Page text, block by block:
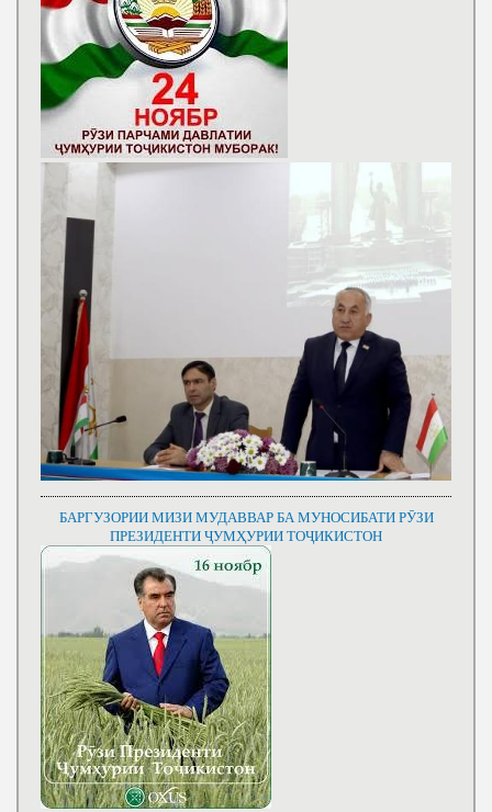
БАРГУЗОРИИ МИЗИ МУДАВВАР БА МУНОСИБАТИ РӮЗИ
ПРЕЗИДЕНТИ ҶУМҲУРИИ ТОҶИКИСТОН